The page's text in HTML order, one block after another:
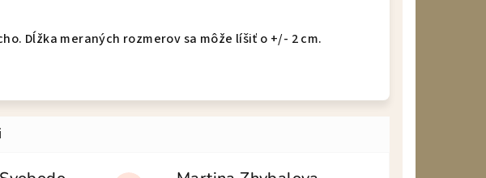
Dĺžka meraných rozmerov sa môže líšiť o +/- 2 cm.